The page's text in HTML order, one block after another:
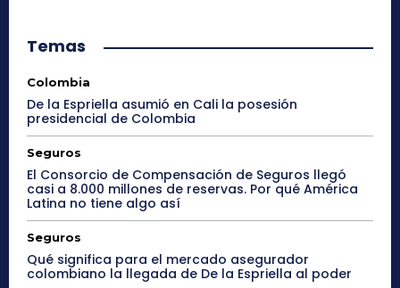
Temas
Colombia
De la Espriella asumió en Cali la posesión
presidencial de Colombia
Seguros
El Consorcio de Compensación de Seguros llegó
casi a 8.000 millones de reservas. Por qué América
Latina no tiene algo así
Seguros
Qué significa para el mercado asegurador
colombiano la llegada de De la Espriella al poder